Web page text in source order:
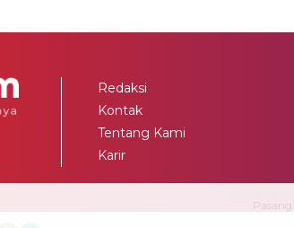
Redaksi
Kontak
Tentang Kami
Karir